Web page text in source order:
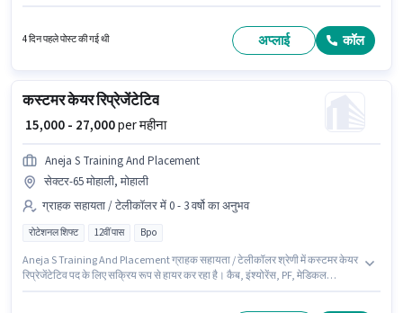
यह नौकरी चरण 7 औद्योगिक क्षेत्र, मोहाली में स्थित है। इस भूमिका के लिए उम्मीदवार के पास
4 दिन पहले पोस्ट की गई थी अप्लाई कॉल
कस्टमर केयर रिप्रेजेंटेटिव
₹ 15,000 - 27,000per महीना
Aneja S Training And Placement
सेक्टर-65 मोहाली, मोहाली
ग्राहक सहायता / टेलीकॉलर में 0 - 3 वर्षो का अनुभव
रोटेशनल शिफ्ट 12वीं पास Bpo
Aneja S Training And Placement ग्राहक सहायता / टेलीकॉलर श्रेणी में कस्टमर केयर
रिप्रेजेंटेटिव पद के लिए सक्रिय रूप से हायर कर रहा है। कैब, इंश्योरेंस, PF, मेडिकल